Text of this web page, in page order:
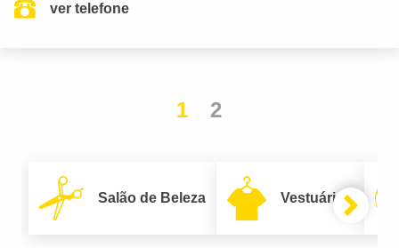
ver telefone
1 2
Salão de Beleza Vestuário